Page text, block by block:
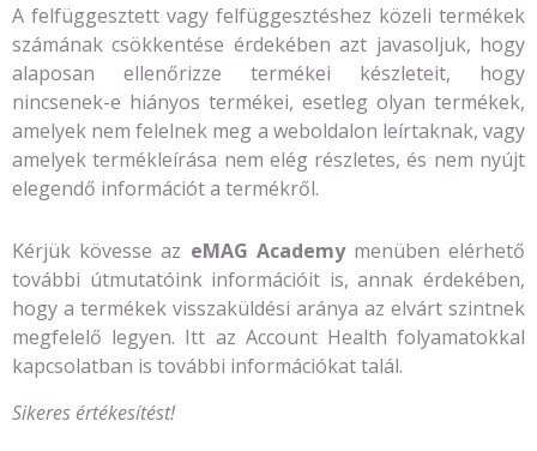
A felfüggesztett vagy felfüggesztéshez közeli termékek
számának csökkentése érdekében azt javasoljuk, hogy
alaposan ellenőrizze termékei készleteit, hogy
nincsenek-e hiányos termékei, esetleg olyan termékek,
amelyek nem felelnek meg a weboldalon leírtaknak, vagy
amelyek termékleírása nem elég részletes, és nem nyújt
elegendő információt a termékről.
Kérjük kövesse az eMAG Academymenüben elérhető
további útmutatóink információit is, annak érdekében,
hogy a termékek visszaküldési aránya az elvárt szintnek
megfelelő legyen. Itt az Account Health folyamatokkal
kapcsolatban is további információkat talál.
Sikeres értékesítést!